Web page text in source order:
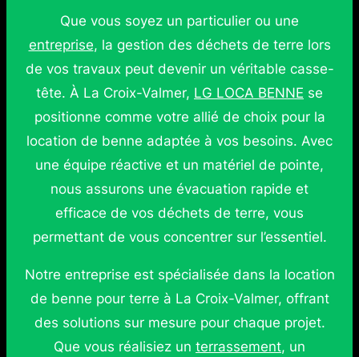
Que vous soyez un particulier ou une
entreprise, la gestion des déchets de terre lors
de vos travaux peut devenir un véritable casse-
tête. À La Croix-Valmer, LG LOCA BENNE se
positionne comme votre allié de choix pour la
location de benne adaptée à vos besoins. Avec
une équipe réactive et un matériel de pointe,
nous assurons une évacuation rapide et
efficace de vos déchets de terre, vous
permettant de vous concentrer sur l’essentiel.
Notre entreprise est spécialisée dans la location
de benne pour terre à La Croix-Valmer, offrant
des solutions sur mesure pour chaque projet.
Que vous réalisiez un terrassement, un